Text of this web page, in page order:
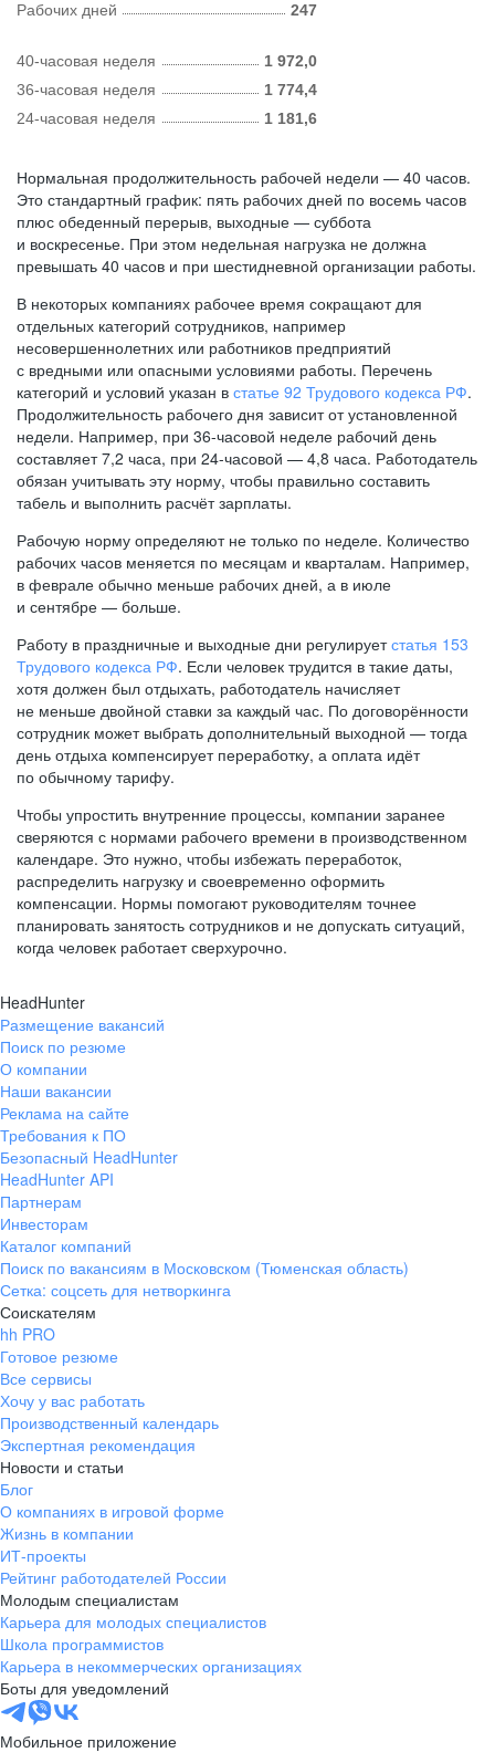
Рабочих дней 247
40-часовая неделя
1 972,0
36-часовая неделя
1 774,4
24-часовая неделя
1 181,6
Нормальная продолжительность рабочей недели — 40 часов.
Это стандартный график: пять рабочих дней по восемь часов
плюс обеденный перерыв, выходные — суббота
и воскресенье. При этом недельная нагрузка не должна
превышать 40 часов и при шестидневной организации работы.
В некоторых компаниях рабочее время сокращают для
отдельных категорий сотрудников, например
несовершеннолетних или работников предприятий
с вредными или опасными условиями работы. Перечень
категорий и условий указан в статье 92 Трудового кодекса РФ.
Продолжительность рабочего дня зависит от установленной
недели. Например, при 36-часовой неделе рабочий день
составляет 7,2 часа, при 24-часовой — 4,8 часа. Работодатель
обязан учитывать эту норму, чтобы правильно составить
табель и выполнить расчёт зарплаты.
Рабочую норму определяют не только по неделе. Количество
рабочих часов меняется по месяцам и кварталам. Например,
в феврале обычно меньше рабочих дней, а в июле
и сентябре — больше.
Работу в праздничные и выходные дни регулируетстатья 153
Трудового кодекса РФ. Если человек трудится в такие даты,
хотя должен был отдыхать, работодатель начисляет
не меньше двойной ставки за каждый час. По договорённости
сотрудник может выбрать дополнительный выходной — тогда
день отдыха компенсирует переработку, а оплата идёт
по обычному тарифу.
Чтобы упростить внутренние процессы, компании заранее
сверяются с нормами рабочего времени в производственном
календаре. Это нужно, чтобы избежать переработок,
распределить нагрузку и своевременно оформить
компенсации. Нормы помогают руководителям точнее
планировать занятость сотрудников и не допускать ситуаций,
когда человек работает сверхурочно.
HeadHunter
Размещение вакансий
Поиск по резюме
О компании
Наши вакансии
Реклама на сайте
Требования к ПО
Безопасный HeadHunter
HeadHunter API
Партнерам
Инвесторам
Каталог компаний
Поиск по вакансиям в Московском (Тюменская область)
Сетка: соцсеть для нетворкинга
Соискателям
hh PRO
Готовое резюме
Все сервисы
Хочу у вас работать
Производственный календарь
Экспертная рекомендация
Новости и статьи
Блог
О компаниях в игровой форме
Жизнь в компании
ИТ-проекты
Рейтинг работодателей России
Молодым специалистам
Карьера для молодых специалистов
Школа программистов
Карьера в некоммерческих организациях
Боты для уведомлений
Мобильное приложение